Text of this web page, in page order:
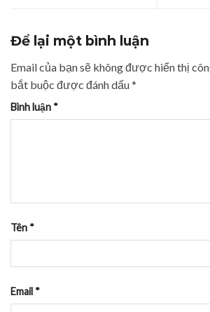
Để lại một bình luận
Email của bạn sẽ không được hiển thị
bắt buộc được đánh dấu*
Bình luận *
Tên *
Email *